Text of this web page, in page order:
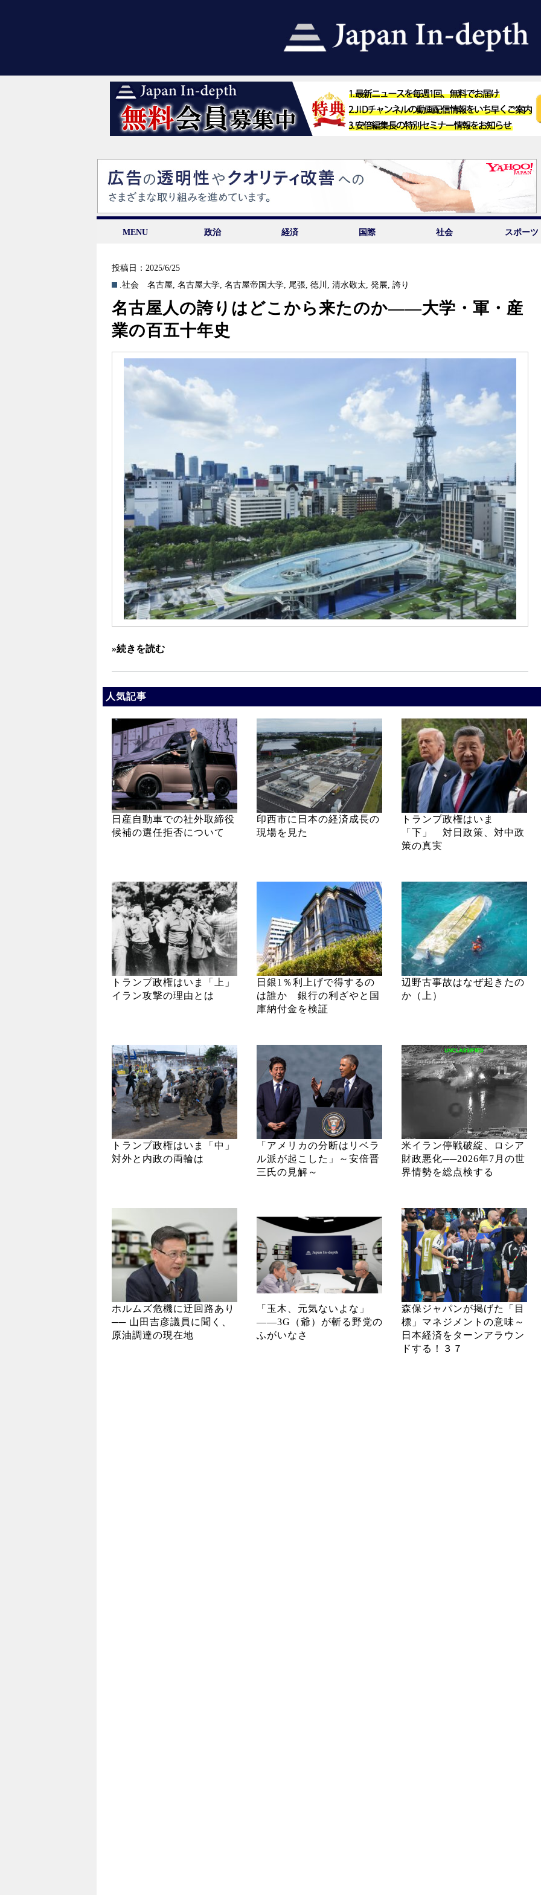
MENU 政治 経済 国際 社会 スポーツ
投稿日：2025/6/25
.社会
名古屋,名古屋大学,名古屋帝国大学, 尾張,徳川 ,清水敬太,発展,誇り
名古屋人の誇りはどこから来たのか――大学・軍・産
業の百五十年史
»続きを読む
人気記事
日産自動車での社外取締役
候補の選任拒否について
印西市に日本の経済成長の
現場を見た
トランプ政権はいま
「下」 対日政策、対中政
策の真実
トランプ政権はいま「上」
イラン攻撃の理由とは
日銀1％利上げで得するの
は誰か 銀行の利ざやと国
庫納付金を検証
辺野古事故はなぜ起きたの
か（上）
トランプ政権はいま「中」
対外と内政の両輪は
「アメリカの分断はリベラ
ル派が起こした」～安倍晋
三氏の見解～
米イラン停戦破綻、ロシア
財政悪化──2026年7月の世
界情勢を総点検する
ホルムズ危機に迂回路あり
── 山田吉彦議員に聞く、
原油調達の現在地
「玉木、元気ないよな」
――3G（爺）が斬る野党の
ふがいなさ
森保ジャパンが掲げた「目
標」マネジメントの意味～
日本経済をターンアラウン
ドする！３７